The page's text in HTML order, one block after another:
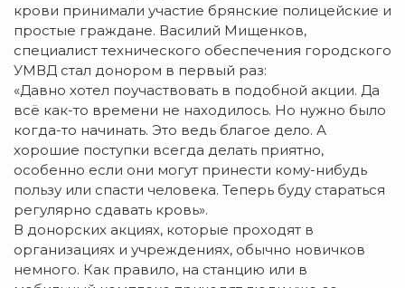
крови принимали участие брянские полицейские и
простые граждане. Василий Мищенков,
специалист технического обеспечения городского
УМВД стал донором в первый раз:
«Давно хотел поучаствовать в подобной акции. Да
всё как-то времени не находилось. Но нужно было
когда-то начинать. Это ведь благое дело. А
хорошие поступки всегда делать приятно,
особенно если они могут принести кому-нибудь
пользу или спасти человека. Теперь буду стараться
регулярно сдавать кровь».
В донорских акциях, которые проходят в
организациях и учреждениях, обычно новичков
немного. Как правило, на станцию или в